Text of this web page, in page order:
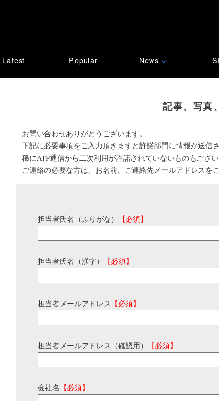
Latest Popular News ∨
記事、写真
お問い合わせありがとうございます。
下記に必要事項をご入力頂きますと許諾部門に情報が送信
稀にAFP通信から二次利用が許諾されていないものもござ
ご連絡の必要な方は、お名前、ご連絡先メールアドレスを
担当者氏名（ふりがな） 【必須】
担当者氏名（漢字） 【必須】
担当者メールアドレス 【必須】
担当者メールアドレス（確認用） 【必須】
会社名 【必須】